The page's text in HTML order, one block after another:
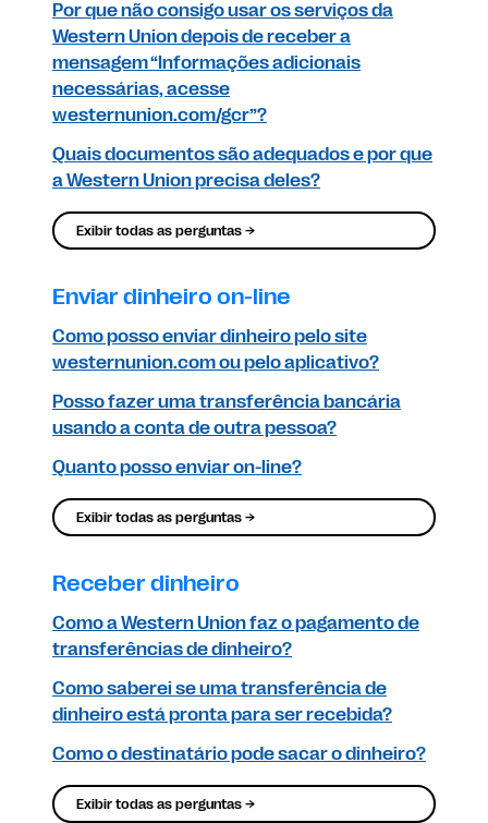
Por que não consigo usar os serviços da
Western Union depois de receber a
mensagem “Informações adicionais
necessárias, acesse
westernunion.com/gcr”?
Quais documentos são adequados e por que
a Western Union precisa deles?
Exibir todas as perguntas →
Enviar dinheiro on-line
Como posso enviar dinheiro pelo site
westernunion.com ou pelo aplicativo?
Posso fazer uma transferência bancária
usando a conta de outra pessoa?
Quanto posso enviar on-line?
Exibir todas as perguntas →
Receber dinheiro
Como a Western Union faz o pagamento de
transferências de dinheiro?
Como saberei se uma transferência de
dinheiro está pronta para ser recebida?
Como o destinatário pode sacar o dinheiro?
Exibir todas as perguntas →